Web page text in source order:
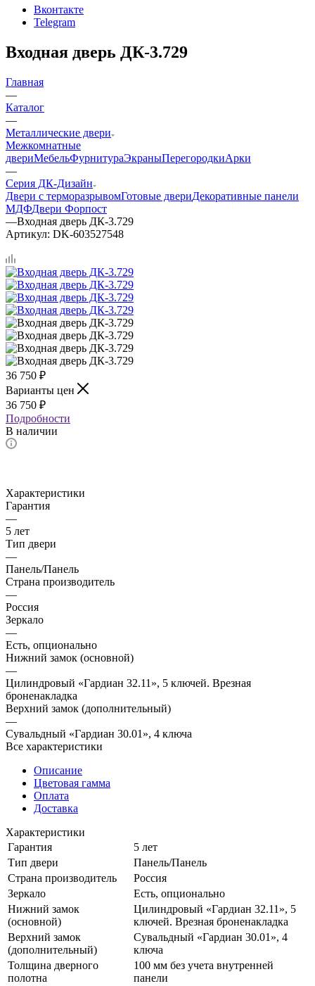
Вконтакте
Telegram
Входная дверь ДК-3.729
Главная
—
Каталог
—
Металлические двери
Межкомнатные
двериМебельФурнитураЭкраныПерегородкиАрки
—
Серия ДК-Дизайн
Двери с терморазрывомГотовые двериДекоративные панели
МДФДвери Форпост
—Входная дверь ДК-3.729
Артикул: DK-603527548
36 750 ₽
Варианты цен
36 750 ₽
Подробности
В наличии
Характеристики
Гарантия
—
5 лет
Тип двери
—
Панель/Панель
Страна производитель
—
Россия
Зеркало
—
Есть, опционально
Нижний замок (основной)
—
Цилиндровый «Гардиан 32.11», 5 ключей. Врезная
броненакладка
Верхний замок (дополнительный)
—
Сувальдный «Гардиан 30.01», 4 ключа
Все характеристики
Описание
Цветовая гамма
Оплата
Доставка
Характеристики
Гарантия
5 лет
Тип двери
Панель/Панель
Страна производитель
Россия
Зеркало
Есть, опционально
Нижний замок
(основной)
Цилиндровый «Гардиан 32.11», 5
ключей. Врезная броненакладка
Верхний замок
(дополнительный)
Сувальдный «Гардиан 30.01», 4
ключа
Толщина дверного
полотна
100 мм без учета внутренней
панели